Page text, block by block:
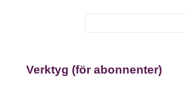
Verktyg (för abonnenter)